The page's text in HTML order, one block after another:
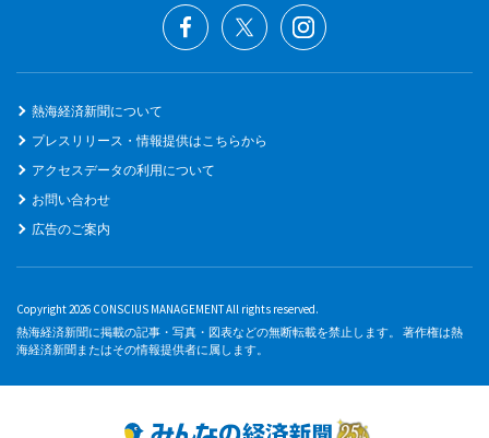
熱海経済新聞について
プレスリリース・情報提供はこちらから
アクセスデータの利用について
お問い合わせ
広告のご案内
Copyright 2026 CONSCIUS MANAGEMENT All rights reserved.
熱海経済新聞に掲載の記事・写真・図表などの無断転載を禁止します。 著作権は熱
海経済新聞またはその情報提供者に属します。